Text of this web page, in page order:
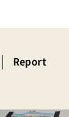
Report